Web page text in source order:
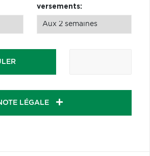
versements:
LÉGALE